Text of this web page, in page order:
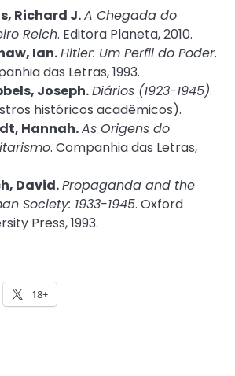
Richard J.A Chegada do
Reich. Editora Planeta, 2010.
Ian.Hitler: Um Perfil do Poder.
das Letras, 1993.
Joseph.Diários (1923-1945).
históricos acadêmicos).
Hannah.As Origens do
. Companhia das Letras,
David.Propaganda and the
Society: 1933-1945. Oxford
Press, 1993.
18+